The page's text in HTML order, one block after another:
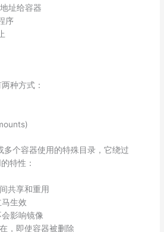
址给容器
序
种方式：
多个容器使用的特殊目录，它绕过
特性：
共享和重用
生效
影响镜像
，即使容器被删除